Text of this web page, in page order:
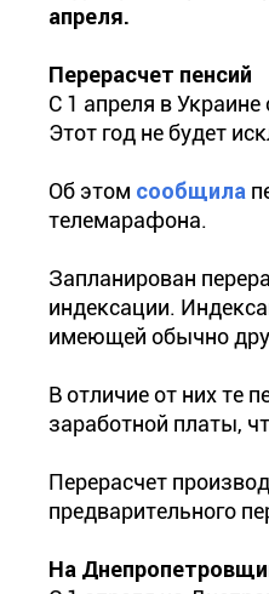
апреля.
Перерасчет пенсий
С 1 апреля в
Этот год не будет
Об этом сообщила
телемарафона.
Запланирован
индексации.
имеющей обычно
В отличие от них те
заработной платы,
Перерасчет
предварительного
На